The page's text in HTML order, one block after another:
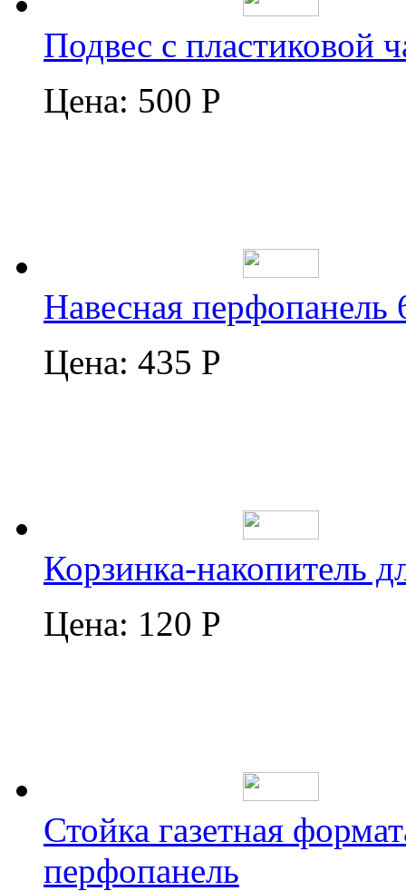
Подвес с пластиковой
Цена: 500 Р
Навесная перфопанель
Цена: 435 Р
Корзинка-накопитель
Цена: 120 Р
Стойка газетная
перфопанель